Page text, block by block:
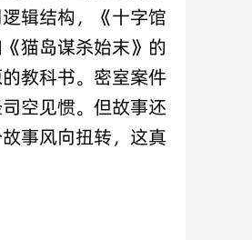
辑结构，《十字馆
猫岛谋杀始末》的
教科书。密室案件
空见惯。但故事还
事风向扭转，这真